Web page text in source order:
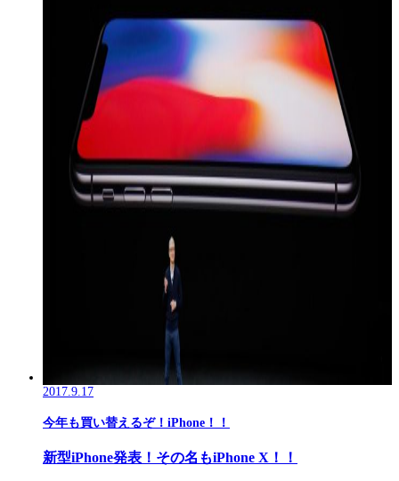
2017.9.17
今年も買い替えるぞ！iPhone！！
新型iPhone発表！その名もiPhone X！！